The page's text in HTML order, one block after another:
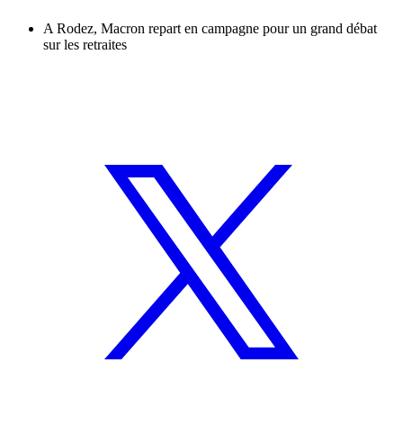
A Rodez, Macron repart en campagne pour un grand débat
sur les retraites